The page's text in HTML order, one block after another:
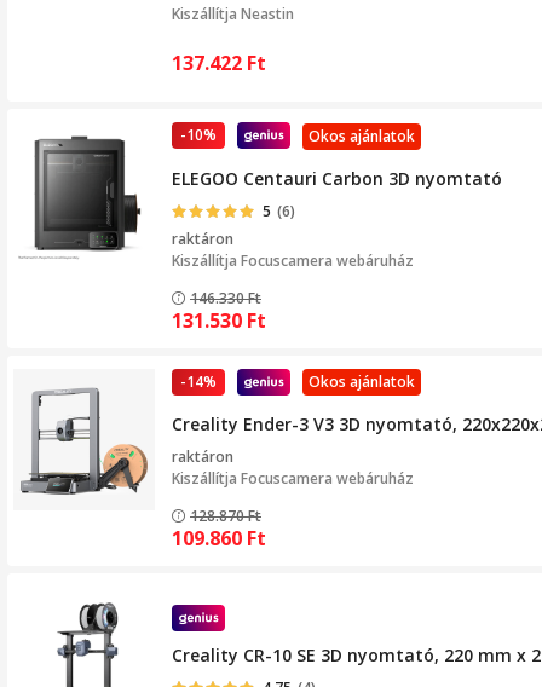
Kiszállítja Neastin
137.422 Ft
Okos ajánlatok
-10%
ELEGOO Centauri Carbon 3D nyomtató
5 (6)
raktáron
Kiszállítja Focuscamera webáruház
146.330Ft
131.530 Ft
Okos ajánlatok
-14%
Creality Ender-3 V3 3D nyomtató,
raktáron
Kiszállítja Focuscamera webáruház
128.870Ft
109.860 Ft
Creality CR-10 SE 3D nyomtató, 220 mm x